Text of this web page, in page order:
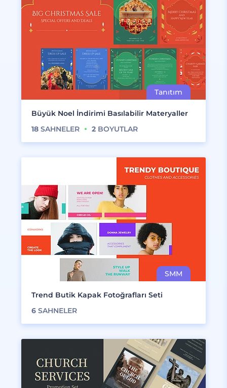
Büyük Noel İndirimi Basılabilir Materyaller
18 SAHNELER 2 BOYUTLAR
Trend Butik Kapak Fotoğrafları Seti
6 SAHNELER